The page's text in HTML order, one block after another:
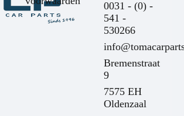
0031 - (0) -
541 -
530266
Bremenstraat
9
7575 EH
Oldenzaal